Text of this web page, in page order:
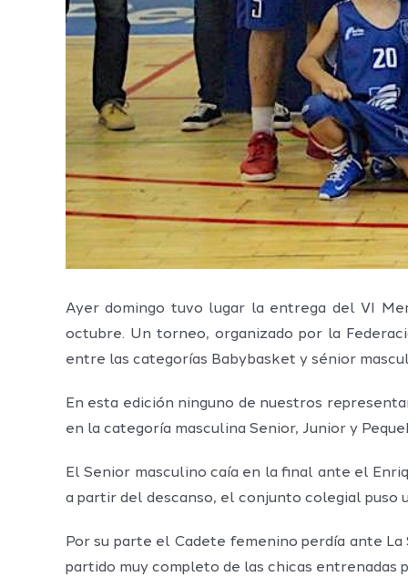
Ayer domingo tuvo lugar la entrega del VI
octubre. Un torneo, organizado por la
entre las categorías Babybasket y sénior
En esta edición ninguno de nuestros
en la categoría masculina Senior, Junior y
El Senior masculino caía en la final ante el
a partir del descanso, el conjunto colegial puso
Por su parte el Cadete femenino perdía ante
partido muy completo de las chicas